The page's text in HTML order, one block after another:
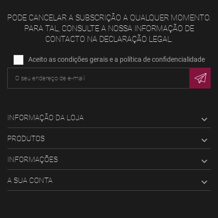
PODE CANCELAR A SUBSCRIÇÃO A QUALQUER MOMENTO.
PARA TAL, CONSULTE A NOSSA INFORMAÇÃO DE
CONTACTO NA DECLARAÇÃO LEGAL.
Aceito as condições gerais e a política de confidencialidade
INFORMAÇÃO DA LOJA 
PRODUTOS 
INFORMAÇÕES 
A SUA CONTA 